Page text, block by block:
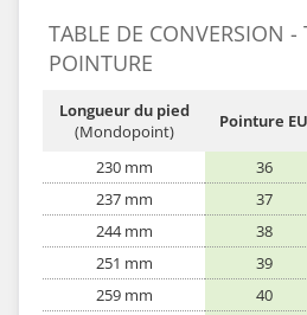
TABLE DE CONVERSION -
POINTURE
Longueur du pied
(Mondopoint)
Pointure EU
230 mm 36
237 mm
37
244 mm
38
251 mm
39
259 mm
40